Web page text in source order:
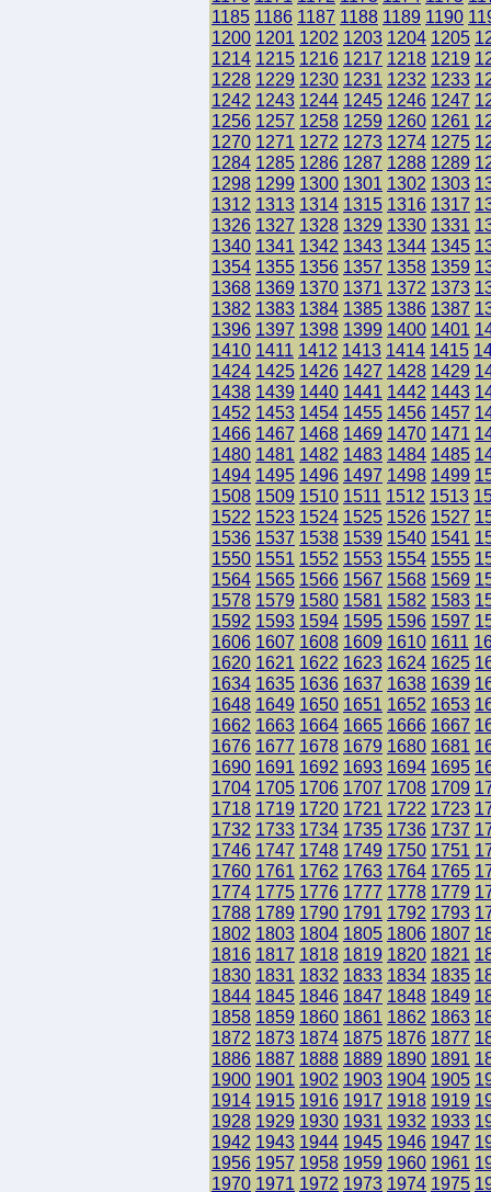
1185 1186 1187 1188 1189 1190
1200 1201 1202 1203 1204 1205
1214 1215 1216 1217 1218 1219
1228 1229 1230 1231 1232 1233
1242 1243 1244 1245 1246 1247
1256 1257 1258 1259 1260 1261
1270 1271 1272 1273 1274 1275
1284 1285 1286 1287 1288 1289
1298 1299 1300 1301 1302 1303
1312 1313 1314 1315 1316 1317
1326 1327 1328 1329 1330 1331
1340 1341 1342 1343 1344 1345
1354 1355 1356 1357 1358 1359
1368 1369 1370 1371 1372 1373
1382 1383 1384 1385 1386 1387
1396 1397 1398 1399 1400 1401
1410 1411 1412 1413 1414 1415
1424 1425 1426 1427 1428 1429
1438 1439 1440 1441 1442 1443
1452 1453 1454 1455 1456 1457
1466 1467 1468 1469 1470 1471
1480 1481 1482 1483 1484 1485
1494 1495 1496 1497 1498 1499
1508 1509 1510 1511 1512 1513
1522 1523 1524 1525 1526 1527
1536 1537 1538 1539 1540 1541
1550 1551 1552 1553 1554 1555
1564 1565 1566 1567 1568 1569
1578 1579 1580 1581 1582 1583
1592 1593 1594 1595 1596 1597
1606 1607 1608 1609 1610 1611
1620 1621 1622 1623 1624 1625
1634 1635 1636 1637 1638 1639
1648 1649 1650 1651 1652 1653
1662 1663 1664 1665 1666 1667
1676 1677 1678 1679 1680 1681
1690 1691 1692 1693 1694 1695
1704 1705 1706 1707 1708 1709
1718 1719 1720 1721 1722 1723
1732 1733 1734 1735 1736 1737
1746 1747 1748 1749 1750 1751
1760 1761 1762 1763 1764 1765
1774 1775 1776 1777 1778 1779
1788 1789 1790 1791 1792 1793
1802 1803 1804 1805 1806 1807
1816 1817 1818 1819 1820 1821
1830 1831 1832 1833 1834 1835
1844 1845 1846 1847 1848 1849
1858 1859 1860 1861 1862 1863
1872 1873 1874 1875 1876 1877
1886 1887 1888 1889 1890 1891
1900 1901 1902 1903 1904 1905
1914 1915 1916 1917 1918 1919
1928 1929 1930 1931 1932 1933
1942 1943 1944 1945 1946 1947
1956 1957 1958 1959 1960 1961
1970 1971 1972 1973 1974 1975